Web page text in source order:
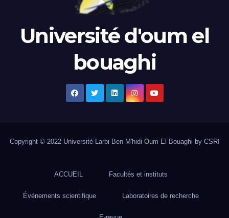
Université d'oum el
bouaghi
Copyright © 2022 Université Larbi Ben M'hidi Oum El Bouaghi by CSRI
.
ACCUEIL Facultés et instituts
Événements scientifique Laboratoires de recherche